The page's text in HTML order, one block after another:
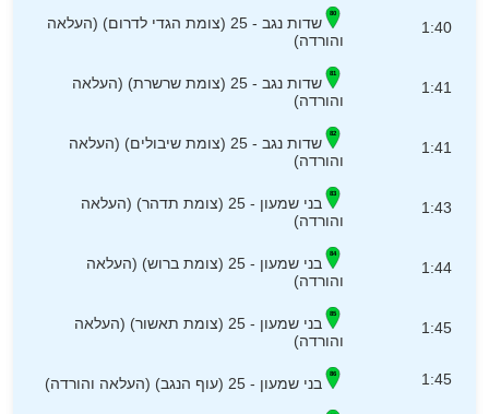
1:40
שדות נגב - 25 (צומת הגדי לדרום) (העלאה
והורדה)
1:41
שדות נגב - 25 (צומת שרשרת) (העלאה
והורדה)
1:41
שדות נגב - 25 (צומת שיבולים) (העלאה
והורדה)
1:43
בני שמעון - 25 (צומת תדהר) (העלאה
והורדה)
1:44
בני שמעון - 25 (צומת ברוש) (העלאה
והורדה)
1:45
בני שמעון - 25 (צומת תאשור) (העלאה
והורדה)
1:45 בני שמעון - 25 (עוף הנגב) (העלאה והורדה)